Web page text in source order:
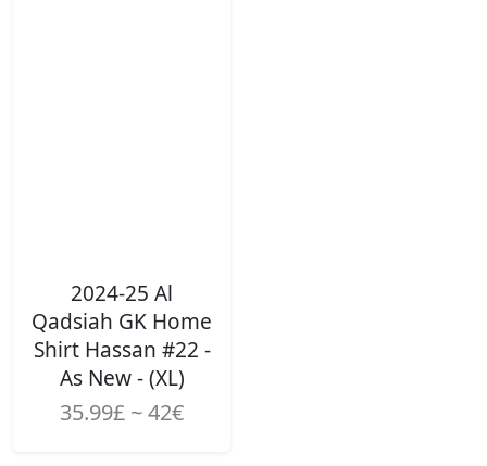
2024-25 Al
Qadsiah GK Home
Shirt Hassan #22 -
As New - (XL)
35.99£ ~ 42€